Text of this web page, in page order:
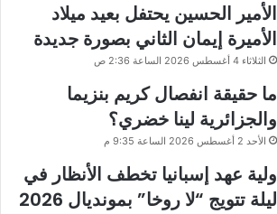
الأمير الحسين يحتفل بعيد ميلاد
الأميرة إيمان الثاني بصورة جديدة
الثلاثاء 4 أغسطس 2026 الساعة 2:36 ص
ما حقيقة انفصال كريم بنزيما
والجزائرية لينا خضري؟
الأحد 2 أغسطس 2026 الساعة 9:35 م
ولية عهد إسبانيا تخطف الأنظار في
ليلة تتويج “لا روخا” بمونديال 2026